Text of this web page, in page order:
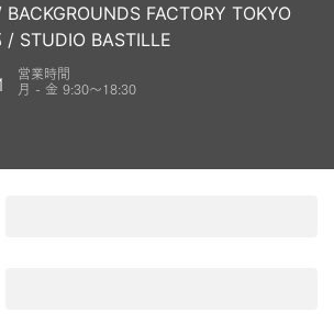
FACTORY TOKYO
/ STUDIO BASTILLE
営業時間
月 - 金 9:30〜18:30